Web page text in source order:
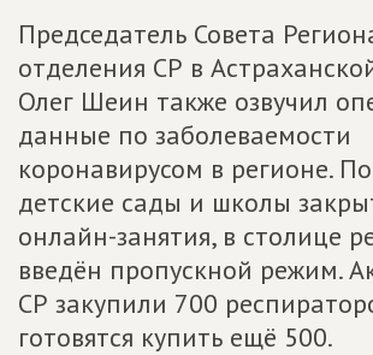
Председатель Совета
отделения СР в
Олег Шеин также озвучил
данные по заболеваемости
коронавирусом в регионе.
детские сады и школы
онлайн-занятия, в столице
введён пропускной режим.
СР закупили 700
готовятся купить ещё 500.